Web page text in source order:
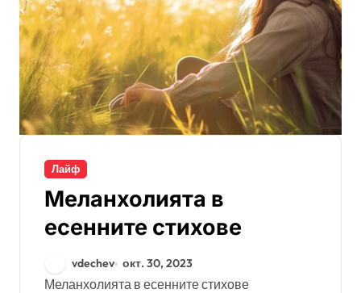
Лайф
Меланхолията в
есенните стихове
vdechev окт. 30, 2023
Меланхолията в есенните стихове